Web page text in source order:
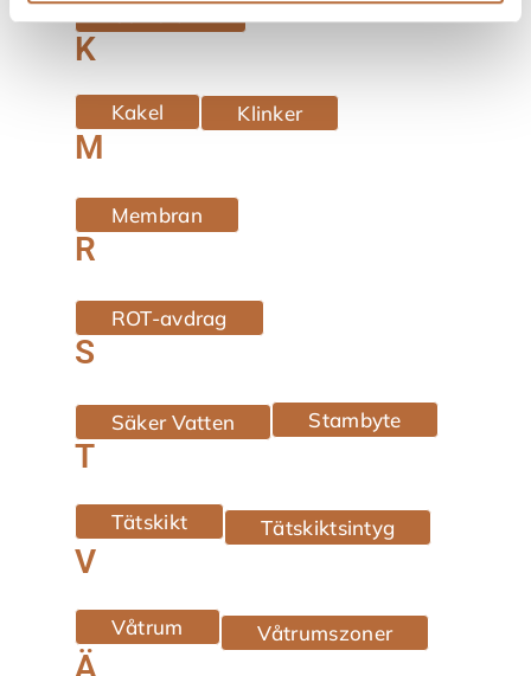
K
Kakel Klinker
M
Membran
R
ROT-avdrag
S
Säker Vatten Stambyte
T
Tätskikt Tätskiktsintyg
V
Våtrum Våtrumszoner
Ä